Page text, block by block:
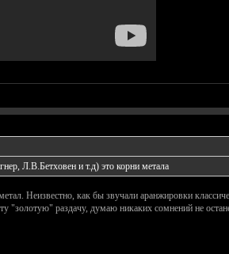
Л.В.Бетховен и т.д) это корни метала
Неизвестно, как бы звучали аранжировки
"золотую" раздачу, думаю никаких сомнений не